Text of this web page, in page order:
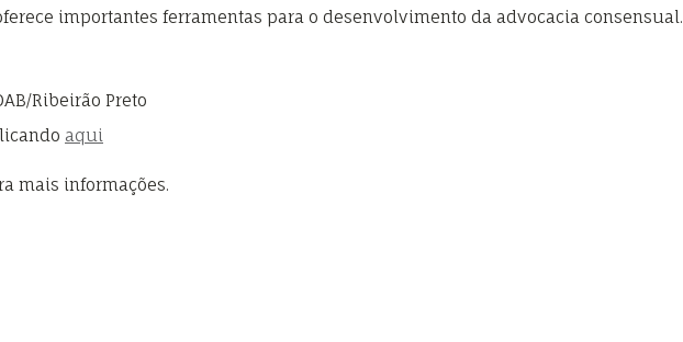
importantes ferramentas para o desenvolvimento da advocacia consensual.
Ribeirão Preto
aqui
mais informações.